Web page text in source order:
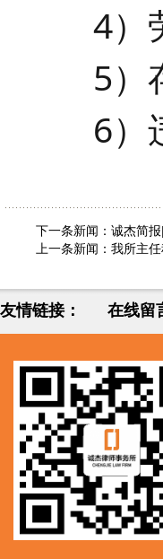
4）
5）存
6）
下一条新闻：诚杰简
上一条新闻：我所主
友情链接： 在线留